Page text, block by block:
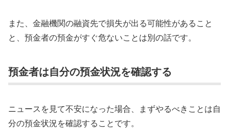
また、金融機関の融資先で損失が出る可能性があること
と、預金者の預金がすぐ危ないことは別の話です。
預金者は自分の預金状況を確認する
ニュースを見て不安になった場合、まずやるべきことは自
分の預金状況を確認することです。